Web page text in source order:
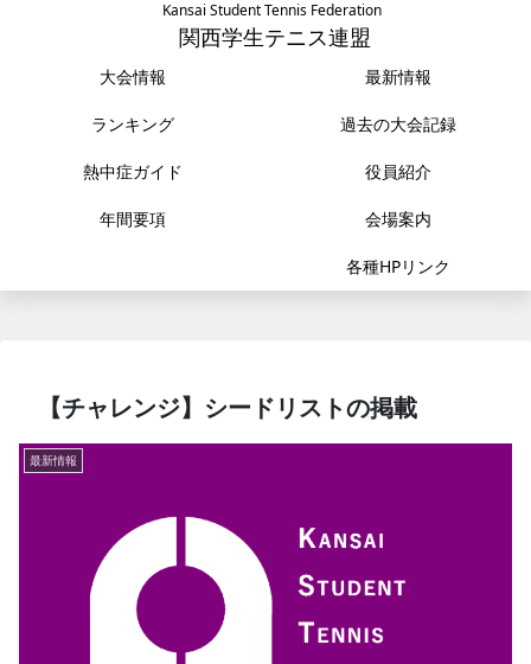
Kansai Student Tennis Federation
関西学生テニス連盟
大会情報 最新情報
ランキング 過去の大会記録
熱中症ガイド 役員紹介
年間要項 会場案内
各種HPリンク
【チャレンジ】シードリストの掲載
最新情報